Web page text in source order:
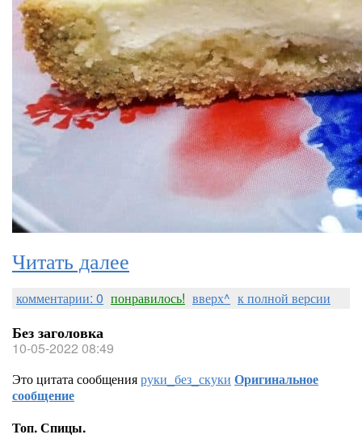
Читать далее
комментарии: 0 понравилось! вверх^ к полной версии
Без заголовка
10-05-2022 08:49
Это цитата сообщенияруки_без_скуки Оригинальное
сообщение
Топ. Спицы.